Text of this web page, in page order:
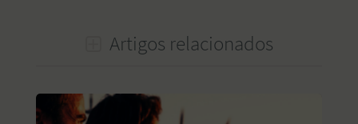
Artigos relacionados